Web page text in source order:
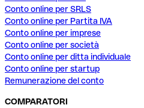
Conto online per SRLS
Conto online per Partita IVA
Conto online per imprese
Conto online per società
Conto online per ditta individuale
Conto online per startup
Remunerazione del conto
COMPARATORI